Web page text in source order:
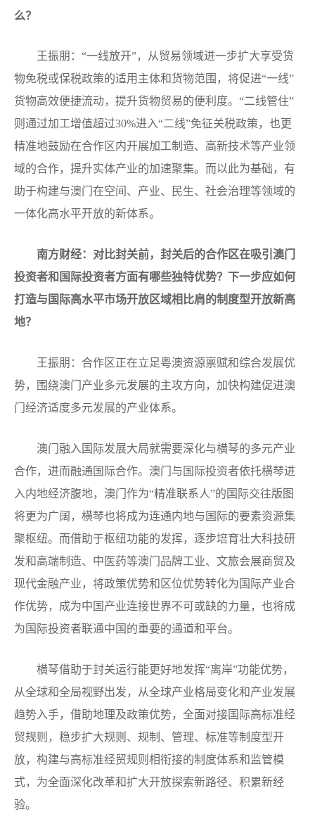
么？
王振朋：“一线放开”，从贸易领域进一步扩大享受货
物免税或保税政策的适用主体和货物范围，将促进“一线”
货物高效便捷流动，提升货物贸易的便利度。“二线管住”
则通过加工增值超过30%进入“二线”免征关税政策，也更
精准地鼓励在合作区内开展加工制造、高新技术等产业领
域的合作，提升实体产业的加速聚集。而以此为基础，有
助于构建与澳门在空间、产业、民生、社会治理等领域的
一体化高水平开放的新体系。
南方财经：对比封关前，封关后的合作区在吸引澳门
投资者和国际投资者方面有哪些独特优势？下一步应如何
打造与国际高水平市场开放区域相比肩的制度型开放新高
地？
王振朋：合作区正在立足粤澳资源禀赋和综合发展优
势，围绕澳门产业多元发展的主攻方向，加快构建促进澳
门经济适度多元发展的产业体系。
澳门融入国际发展大局就需要深化与横琴的多元产业
合作，进而融通国际合作。澳门与国际投资者依托横琴进
入内地经济腹地，澳门作为“精准联系人”的国际交往版图
将更为广阔，横琴也将成为连通内地与国际的要素资源集
聚枢纽。而借助于枢纽功能的发挥，逐步培育壮大科技研
发和高端制造、中医药等澳门品牌工业、文旅会展商贸及
现代金融产业，将政策优势和区位优势转化为国际产业合
作优势，成为中国产业连接世界不可或缺的力量，也将成
为国际投资者联通中国的重要的通道和平台。
横琴借助于封关运行能更好地发挥“离岸”功能优势，
从全球和全局视野出发，从全球产业格局变化和产业发展
趋势入手，借助地理及政策优势，全面对接国际高标准经
贸规则，稳步扩大规则、规制、管理、标准等制度型开
放，构建与高标准经贸规则相衔接的制度体系和监管模
式，为全面深化改革和扩大开放探索新路径、积累新经
验。